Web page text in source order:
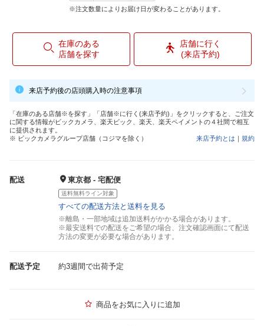
※注文数量によりお届け日が変わることがあります。
在庫のある
店舗を探す
店舗に行く
(来店予約)
来店予約後の店頭購入時の注意事項
「在庫のある店舗※を探す」「店舗※に行く(来店予約)」をクリックすると、ご注文
に関する情報がビックカメラ、楽天ビック、楽天、楽天ペイメントの４社間で相互
に提供されます。
※ ビックカメラグループ店舗（コジマを除く）
来店予約とは ｜ 規約
配送 東京都 - 宅配便
送料無料ライン対象
すべての配送方法と送料を見る
※離島・一部地域は追加送料がかかる場合があります。
※最安送料での配送をご希望の場合、注文確認画面にて配送
方法の変更が必要な場合があります。
配送予定 約3週間で出荷予定
商品をお気に入りに追加